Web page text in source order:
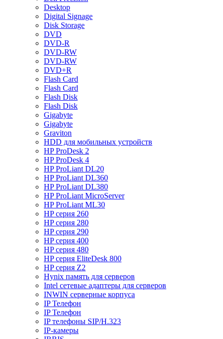
Desktop
Digital Signage
Disk Storage
DVD
DVD-R
DVD-RW
DVD-RW
DVD+R
Flash Card
Flash Card
Flash Disk
Flash Disk
Gigabyte
Gigabyte
Graviton
HDD для мобильных устройств
HP ProDesk 2
HP ProDesk 4
HP ProLiant DL20
HP ProLiant DL360
HP ProLiant DL380
HP ProLiant MicroServer
HP ProLiant ML30
HP серия 260
HP серия 280
HP серия 290
HP серия 400
HP серия 480
HP серия EliteDesk 800
HP серия Z2
Hynix память для серверов
Intel сетевые адаптеры для серверов
INWIN серверные корпуса
IP Телефон
IP Телефон
IP телефоны SIP/H.323
IP-камеры